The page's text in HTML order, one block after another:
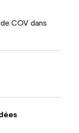
COV dans